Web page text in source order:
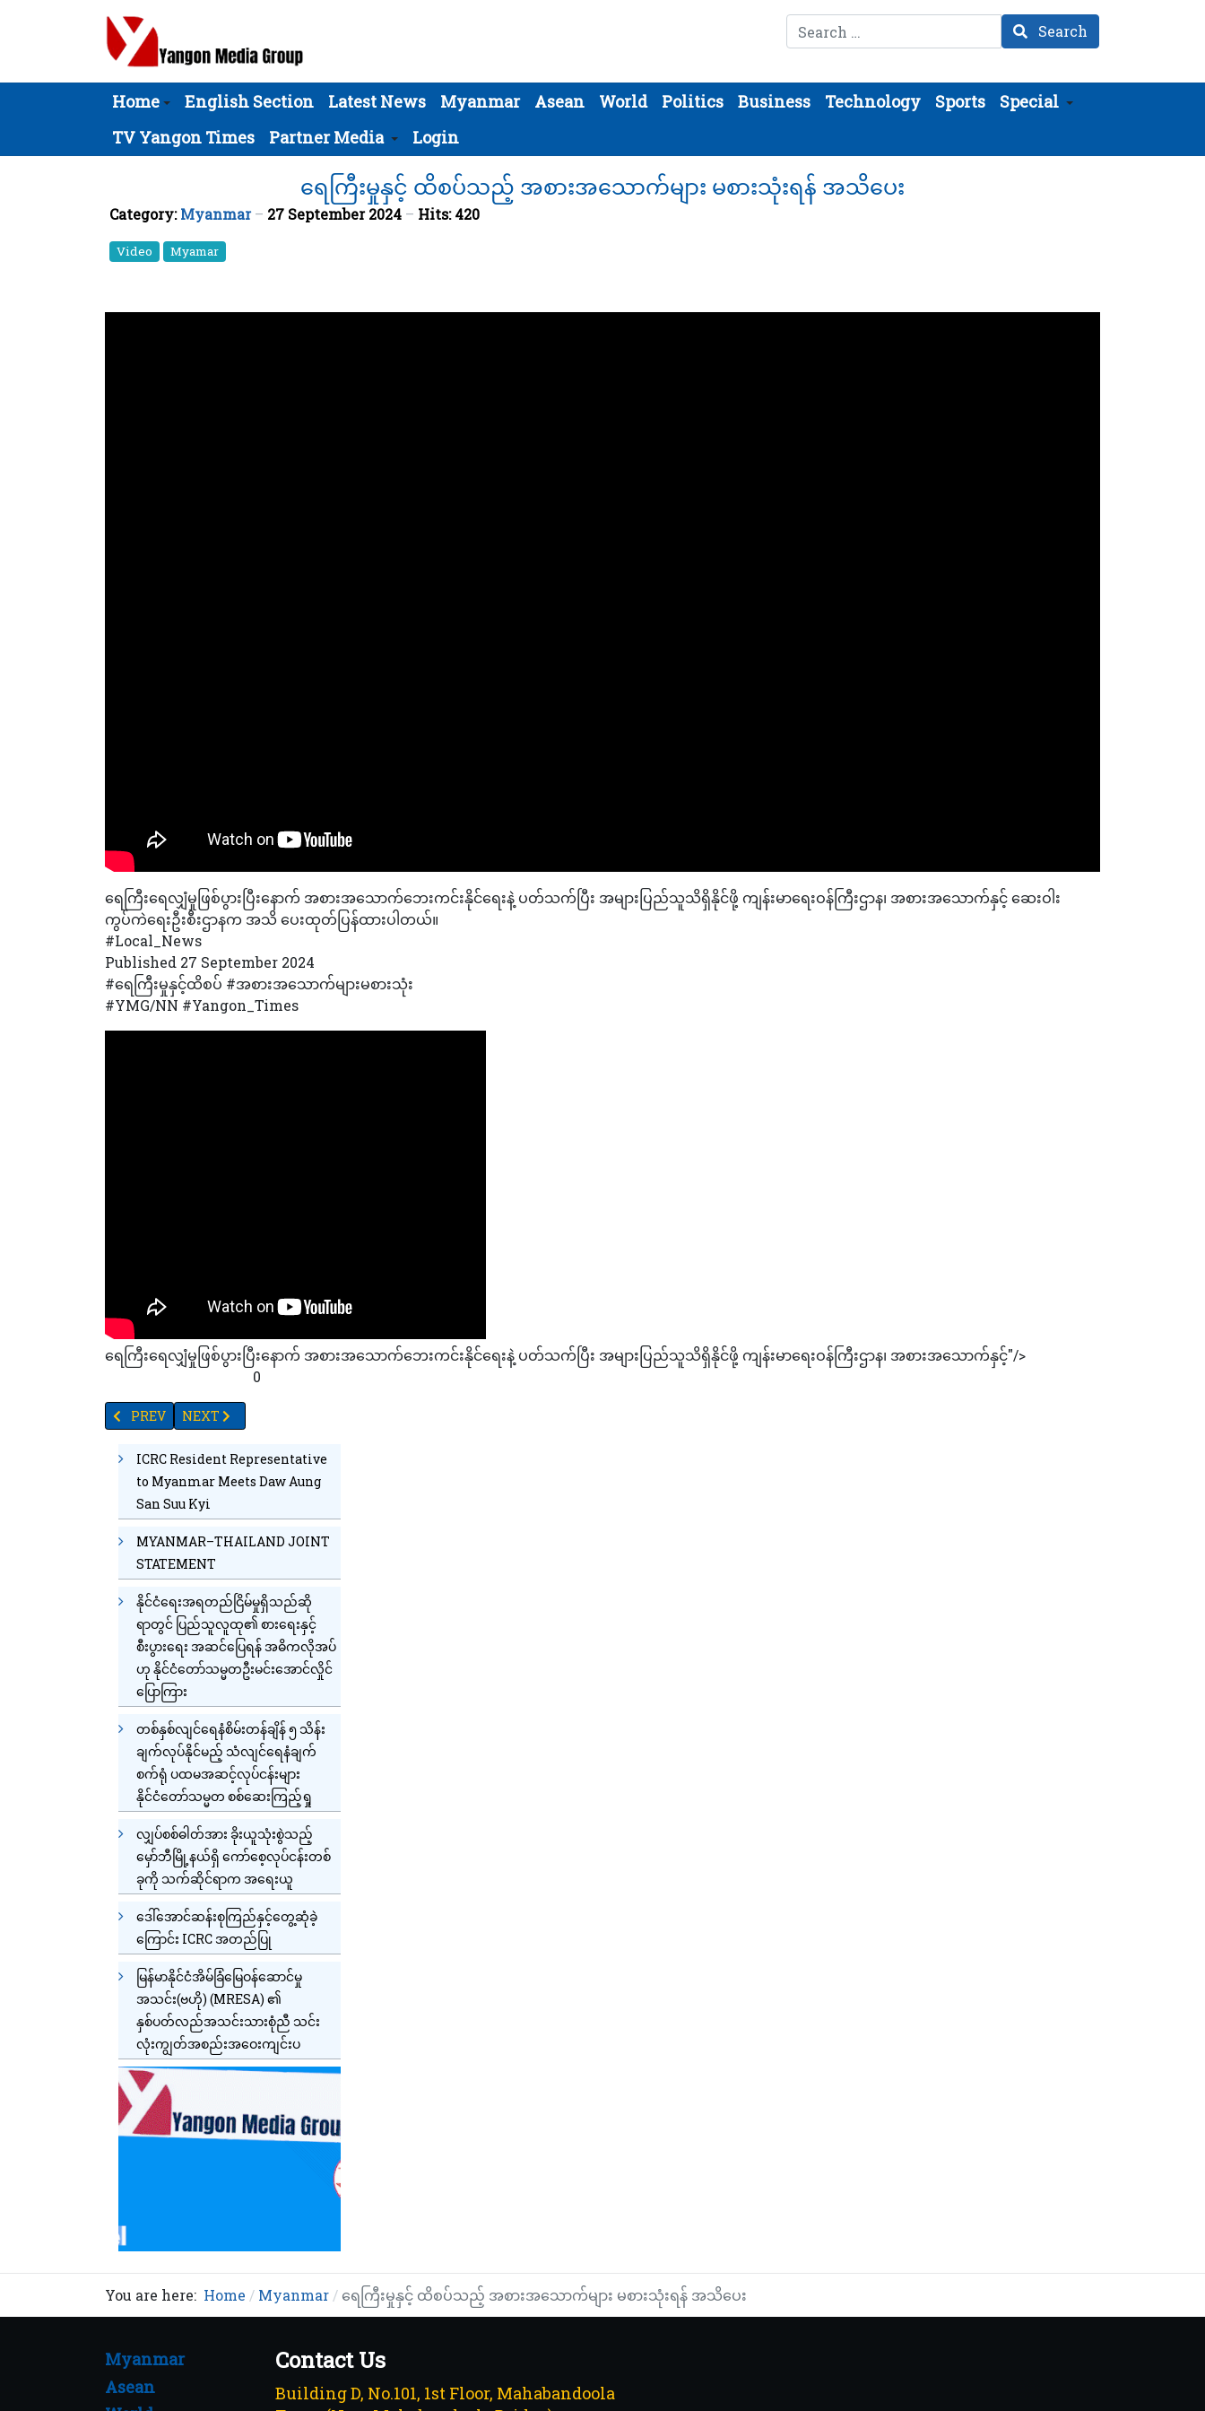
Search Search
Home English Section Latest News Myanmar Asean World Politics Business Technology Sports
Special
TV Yangon Times
Partner Media Login
ရေကြီးမှုနှင့် ထိစပ်သည့် အစားအသောက်များ မစားသုံးရန် အသိပေး
Category:Myanmar 27 September 2024 Hits: 420
Video Myamar
ရေကြီးရေလျှံမှုဖြစ်ပွားပြီးနောက် အစားအသောက်ဘေးကင်းနိုင်ရေးနဲ့ ပတ်သက်ပြီး အများပြည်သူသိရှိနိုင်ဖို့ ကျန်းမာရေးဝန်ကြီးဌာန၊ အစားအသောက်နှင့် ဆေးဝါး
ကွပ်ကဲရေးဦးစီးဌာနက အသိ ပေးထုတ်ပြန်ထားပါတယ်။
#Local_News
Published 27 September 2024
#ရေကြီးမှုနှင့်ထိစပ် #အစားအသောက်များမစားသုံး
#YMG/NN #Yangon_Times
ရေကြီးရေလျှံမှုဖြစ်ပွားပြီးနောက် အစားအသောက်ဘေးကင်းနိုင်ရေးနဲ့ ပတ်သက်ပြီး အများပြည်သူသိရှိနိုင်ဖို့ ကျန်းမာရေးဝန်ကြီးဌာန၊ အစားအသောက်နှင့်"/>
0
PREVIOUS ARTICLE: တစ်ရက်တာအတွင်း ရွှေဈေးကျပ်နှစ်သိန်းခွဲအထိကျဆင်း
PREV NEXT ARTICLE: မိုးတိမ်တောင်ကြောင့် ဒေသ(၇)ခု၌မိုးသက် လေပြင်းများတိုက်ခတ်နိုင်
NEXT
ICRC Resident Representative
to Myanmar Meets Daw Aung
San Suu Kyi
MYANMAR–THAILAND JOINT
STATEMENT
နိုင်ငံရေးအရတည်ငြိမ်မှုရှိသည်ဆို
ရာတွင် ပြည်သူလူထု၏ စားရေးနှင့်
စီးပွားရေး အဆင်ပြေရန် အဓိကလိုအပ်
ဟု နိုင်ငံတော်သမ္မတဦးမင်းအောင်လှိုင်
ပြောကြား
တစ်နှစ်လျင်ရေနံစိမ်းတန်ချိန် ၅ သိန်း
ချက်လုပ်နိုင်မည့် သံလျင်ရေနံချက်
စက်ရုံ ပထမအဆင့်လုပ်ငန်းများ
နိုင်ငံတော်သမ္မတ စစ်ဆေးကြည့်ရှု
လျှပ်စစ်ဓါတ်အား ခိုးယူသုံးစွဲသည့်
မှော်ဘီမြို့နယ်ရှိ ကော်စေ့လုပ်ငန်းတစ်
ခုကို သက်ဆိုင်ရာက အရေးယူ
ဒေါ်အောင်ဆန်းစုကြည်နှင့်တွေ့ဆုံခဲ့
ကြောင်း ICRC အတည်ပြု
မြန်မာနိုင်ငံအိမ်ခြံမြေဝန်ဆောင်မှု
အသင်း(ဗဟို) (MRESA) ၏
နှစ်ပတ်လည်အသင်းသားစုံညီ သင်း
လုံးကျွတ်အစည်းအဝေးကျင်းပ
You are here: Home Myanmar ရေကြီးမှုနှင့် ထိစပ်သည့် အစားအသောက်များ မစားသုံးရန် အသိပေး
Myanmar
Asean
Contact Us
Building D, No.101, 1st Floor, Mahabandoola